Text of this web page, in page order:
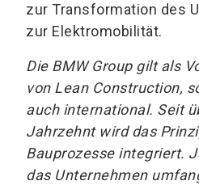
zur Transformation des
zur Elektromobilität.
Die BMW Group gilt als
von Lean Construction,
auch international. Seit
Jahrzehnt wird das
Bauprozesse integriert.
das Unternehmen